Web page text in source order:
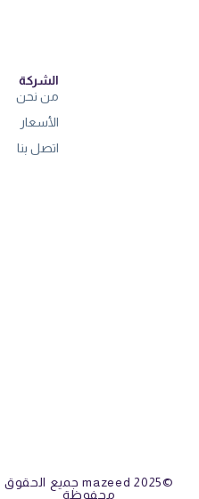
الشركة
من نحن
الأسعار
اتصل بنا
©mazeed 2025 جميع الحقوق
محفوظة